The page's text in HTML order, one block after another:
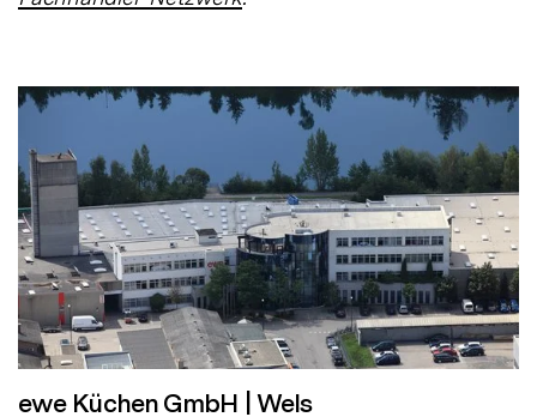
ewe Küchen GmbH | Wels